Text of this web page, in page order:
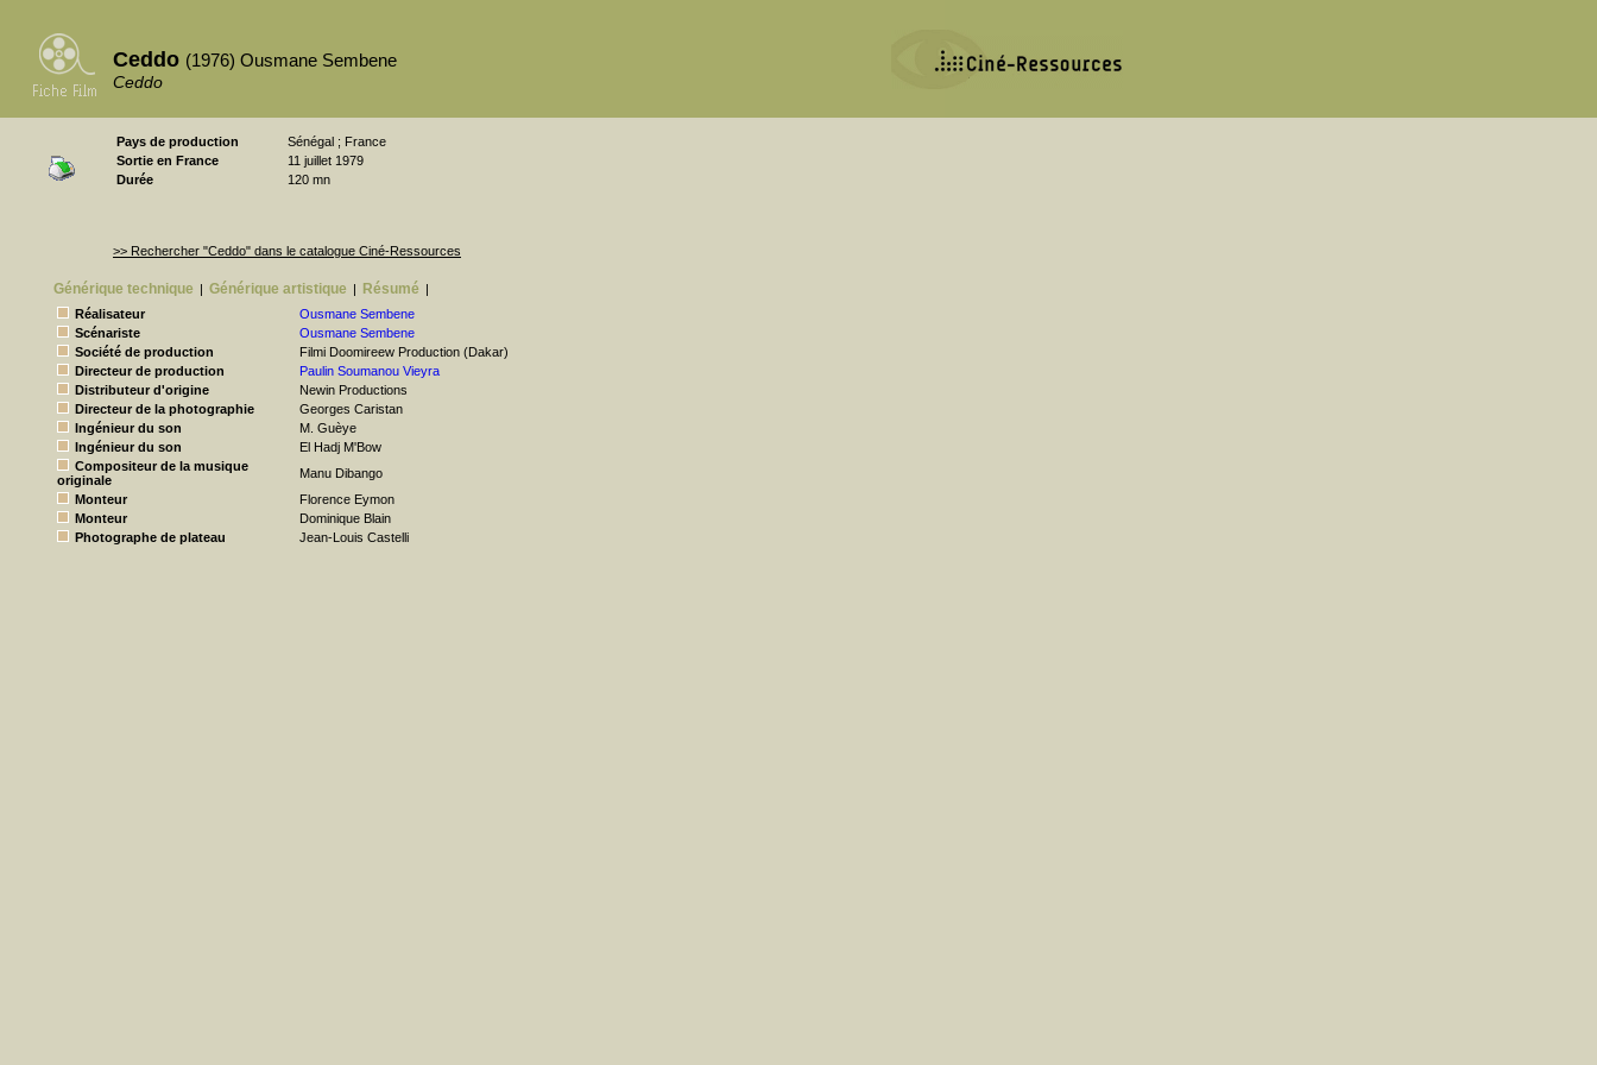
Ceddo (1976) Ousmane Sembene
Ceddo
Pays de production
Sénégal ; France
Sortie en France
11 juillet 1979
Durée
120 mn
>> Rechercher "Ceddo" dans le catalogue Ciné-Ressources
Générique technique | Générique artistique | Résumé |
Réalisateur
Ousmane Sembene
Scénariste
Ousmane Sembene
Société de production
Filmi Doomireew Production (Dakar)
Directeur de production
Paulin Soumanou Vieyra
Distributeur d'origine
Newin Productions
Directeur de la photographie
Georges Caristan
Ingénieur du son
M. Guèye
Ingénieur du son
El Hadj M'Bow
Compositeur de la musique
originale
Manu Dibango
Monteur
Florence Eymon
Monteur
Dominique Blain
Photographe de plateau
Jean-Louis Castelli